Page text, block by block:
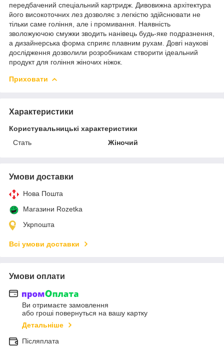
передбачений спеціальний картридж. Дивовижна архітектура
його високоточних лез дозволяє з легкістю здійснювати не
тільки саме гоління, але і промивання. Наявність
зволожуючою смужки зводить нанівець будь-яке подразнення,
а дизайнерська форма сприяє плавним рухам. Довгі наукові
дослідження дозволили розробникам створити ідеальний
продукт для гоління жіночих ніжок.
Приховати
Характеристики
Користувальницькі характеристики
Стать
Жіночий
Умови доставки
Нова Пошта
Магазини Rozetka
Укрпошта
Всі умови доставки
Умови оплати
Ви отримаєте замовлення
або гроші повернуться на вашу картку
Детальніше
Післяплата